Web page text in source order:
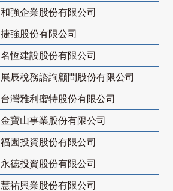
和強企業股份有限公司
捷強股份有限公司
名恆建設股份有限公司
展辰稅務諮詢顧問股份有限公司
台灣雅利蜜特股份有限公司
金寶山事業股份有限公司
福園投資股份有限公司
永德投資股份有限公司
慧祐興業股份有限公司